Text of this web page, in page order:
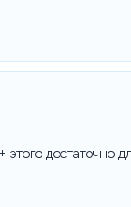
достаточно